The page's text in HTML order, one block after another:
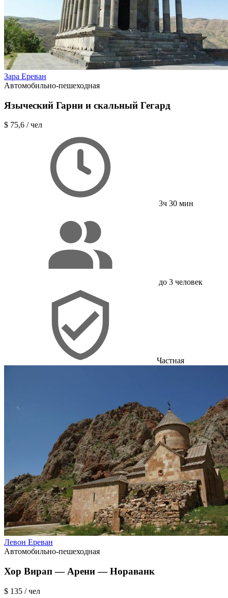
Зара Ереван
Автомобильно-пешеходная
Языческий Гарни и скальный Гегард
$ 75,6 / чел
3ч 30 мин
до 3 человек
Частная
Левон Ереван
Автомобильно-пешеходная
Хор Вирап — Арени — Нораванк
$ 135 / чел